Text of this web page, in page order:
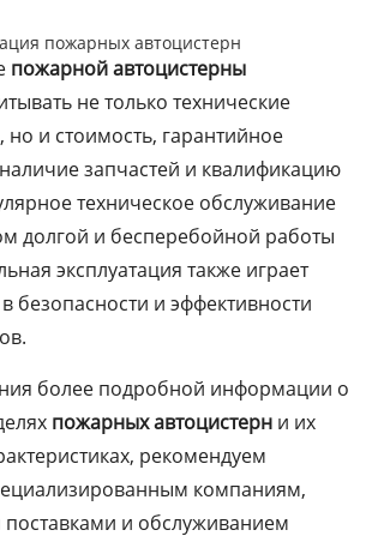
пожарных автоцистерн
пожарной автоцистерны
не только технические
но и стоимость, гарантийное
запчастей и квалификацию
техническое обслуживание
долгой и бесперебойной работы
эксплуатация также играет
безопасности и эффективности
более подробной информации о
пожарных автоцистерн и их
рекомендуем
компаниям,
и обслуживанием